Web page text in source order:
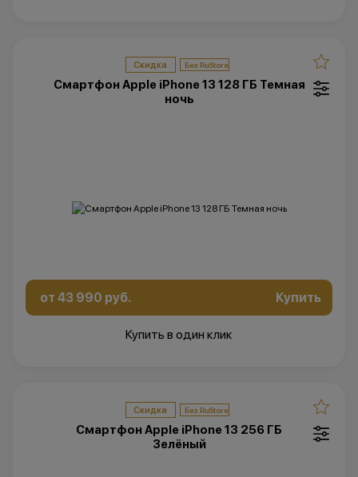
Скидка
Смартфон Apple iPhone 13 128 ГБ Темная
ночь
от 43 990 руб. Купить
Купить в один клик
Скидка
Смартфон Apple iPhone 13 256 ГБ
Зелёный